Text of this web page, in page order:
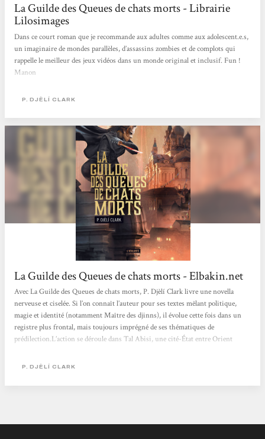
La Guilde des Queues de chats morts - Librairie
Lilosimages
Dans ce court roman que je recommande aux adultes comme aux adolescent.e.s,
un imaginaire de mondes parallèles, d’assassins zombies et de complots qui
rappelle le meilleur des jeux vidéos dans un monde original et inclusif. Fun !
Manon
P. DJÈLÍ CLARK
La Guilde des Queues de chats morts - Elbakin.net
Avec La Guilde des Queues de chats morts, P. Djèlí Clark livre une novella
nerveuse et ciselée. Si l’on connaît l’auteur pour ses textes mêlant politique,
magie et identité (notamment Maître des djinns), il évolue cette fois dans un
registre plus frontal, mais toujours imprégné de ses thématiques de
prédilection.L’action se déroule dans Tal Abisi, une cité-État entre Orient
Loin d’un décor générique, la ville est dense, animée, crédible jusque...
P. DJÈLÍ CLARK